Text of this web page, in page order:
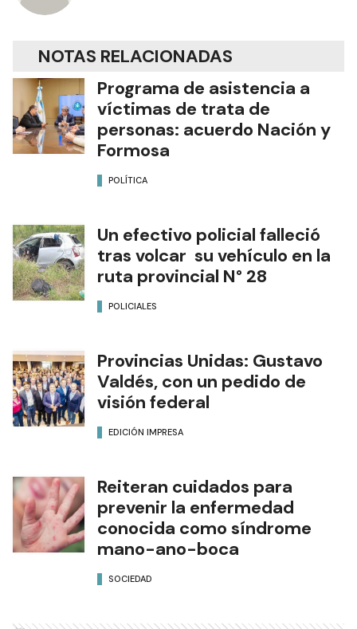
NOTAS RELACIONADAS
Programa de asistencia a
víctimas de trata de
personas: acuerdo Nación y
Formosa
POLÍTICA
Un efectivo policial falleció
tras volcar su vehículo en la
ruta provincial N° 28
POLICIALES
Provincias Unidas: Gustavo
Valdés, con un pedido de
visión federal
EDICIÓN IMPRESA
Reiteran cuidados para
prevenir la enfermedad
conocida como síndrome
mano-ano-boca
SOCIEDAD